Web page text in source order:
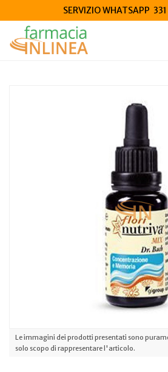
SERVIZIO WHATSAPP
Cabassi e Giuriati Florinutriva
Le immagini dei prodotti presentati sono
solo scopo di rappresentare l'articolo.